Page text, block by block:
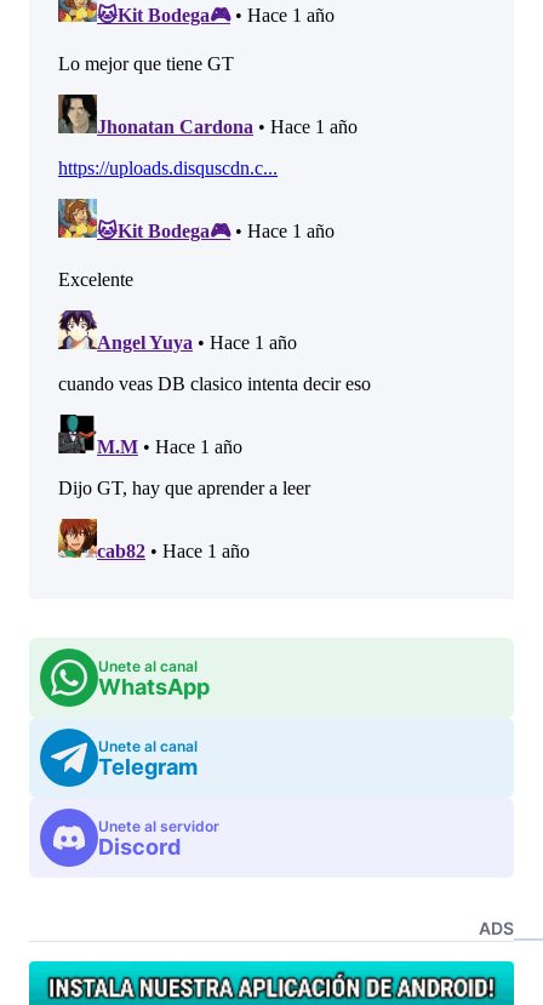
Unete al canal
WhatsApp
Unete al canal
Telegram
Unete al servidor
Discord
ADS